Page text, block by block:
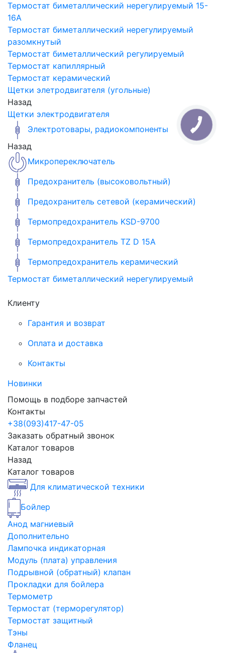
Термостат биметаллический нерегулируемый 15-
16A
Термостат биметаллический нерегулируемый
разомкнутый
Термостат биметаллический регулируемый
Термостат капиллярный
Термостат керамический
Щетки элетродвигателя (угольные)
Назад
Щетки электродвигателя
Электротовары, радиокомпоненты
Назад
Микропереключатель
Предохранитель (высоковольтный)
Предохранитель сетевой (керамический)
Термопредохранитель KSD-9700
Термопредохранитель TZ D 15A
Термопредохранитель керамический
Термостат биметаллический нерегулируемый
Клиенту
Гарантия и возврат
Оплата и доставка
Контакты
Новинки
Помощь в подборе запчастей
Контакты
+38(093)417-47-05
Заказать обратный звонок
Каталог товаров
Назад
Каталог товаров
Для климатической техники
Бойлер
Анод магниевый
Дополнительно
Лампочка индикаторная
Модуль (плата) управления
Подрывной (обратный) клапан
Прокладки для бойлера
Термометр
Термостат (терморегулятор)
Термостат защитный
Тэны
Фланец